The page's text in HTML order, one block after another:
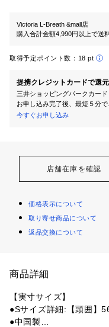
Victoria L-Breath &mall店
購入合計金額4,990円以上で送
取得予定ポイント数： 18 pt
提携クレジットカードで還
三井ショッピングパークカー
お申し込み完了後、最短５分で
今すぐお申し込み
店舗在庫を確認
価格表示について
取り寄せ商品について
返品交換について
商品詳細
【実寸サイズ】
●Sサイズ詳細:【頭囲】
●中国製